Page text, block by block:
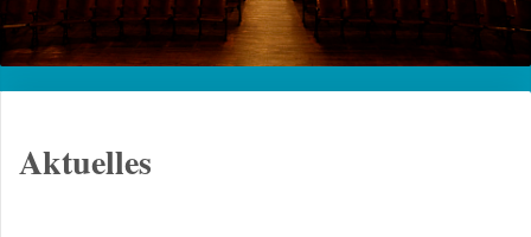
Aktuelles